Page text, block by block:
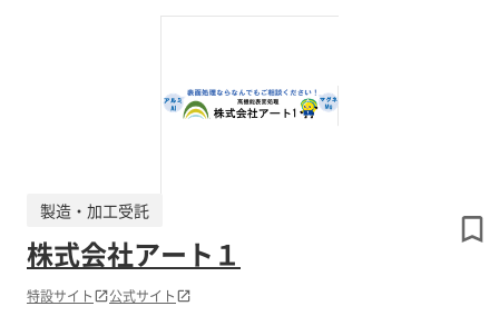
株式会社アート１
製造・加工受託
特設サイト 公式サイト